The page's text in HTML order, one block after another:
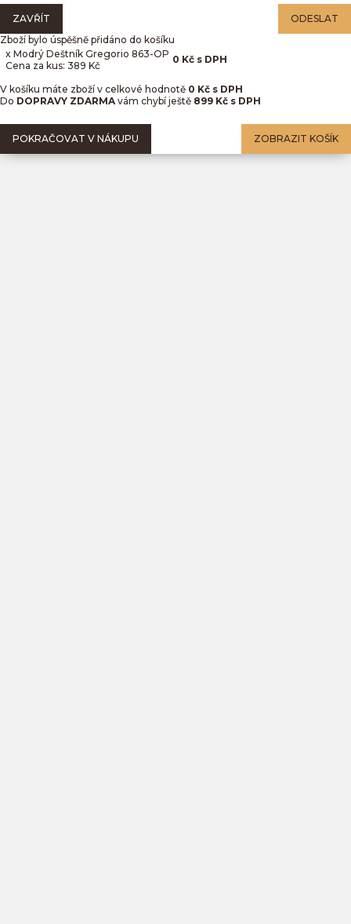
ZAVŘÍT
ODESLAT
Zboží bylo úspěšně přidáno do košíku
x Modrý Deštník Gregorio 863-OP
Cena za kus: 389 Kč
0 Kč s DPH
V košíku máte zboží v celkové hodnotě 0 Kč s DPH
Do DOPRAVY ZDARMAvám chybí ještě 899 Kč s DPH
POKRAČOVAT V NÁKUPU ZOBRAZIT KOŠÍK